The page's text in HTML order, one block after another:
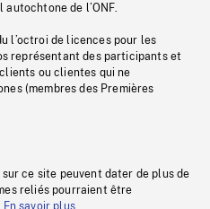
de l’ONF.
l’octroi de licences pour les
représentant des participants et
ou clientes qui ne
(membres des Premières
ce site peuvent dater de plus de
reliés pourraient être
En savoir plus